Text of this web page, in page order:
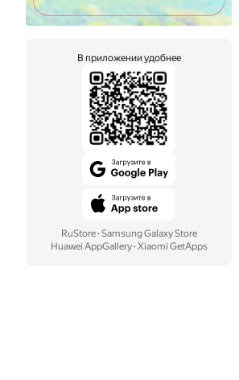
В приложении удобнее
RuStore· Samsung Galaxy Store
Huawei AppGallery· Xiaomi GetApps